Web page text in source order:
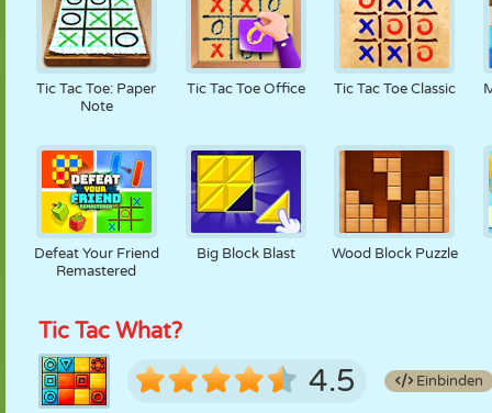
Tic Tac Toe: Paper
Note
Tic Tac Toe Office Tic Tac Toe Classic
Defeat Your Friend
Remastered
Big Block Blast Wood Block Puzzle
Tic Tac What?
4.5 Einbinden